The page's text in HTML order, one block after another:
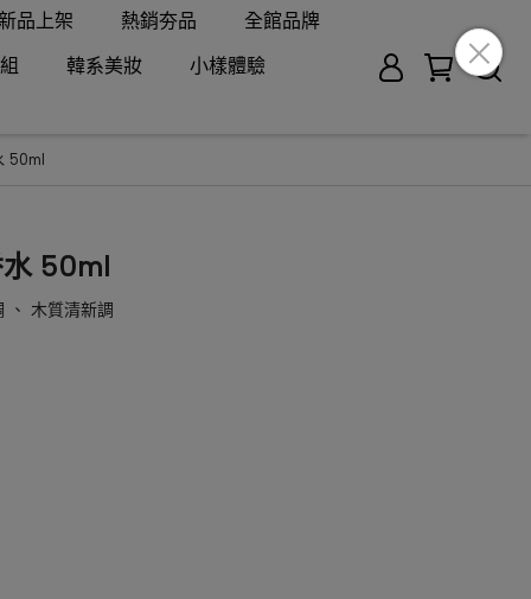
品上架 熱銷夯品
全館品牌
韓系美妝 小樣體驗
50ml
水 50ml
、 木質清新調